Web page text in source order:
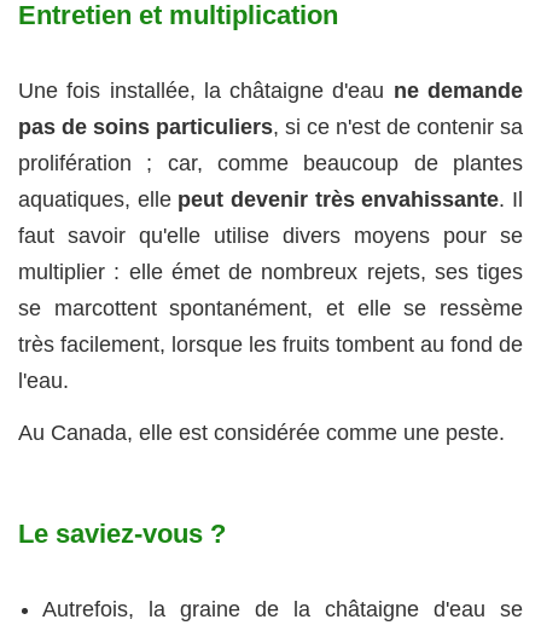
Entretien et multiplication
Une fois installée, la châtaigne d'eau ne demande
pas de soins particuliers, si ce n'est de contenir sa
prolifération ; car, comme beaucoup de plantes
aquatiques, elle peut devenir très envahissante. Il
faut savoir qu'elle utilise divers moyens pour se
multiplier : elle émet de nombreux rejets, ses tiges
se marcottent spontanément, et elle se ressème
très facilement, lorsque les fruits tombent au fond de
l'eau.
Au Canada, elle est considérée comme une peste.
Le saviez-vous ?
Autrefois, la graine de la châtaigne d'eau se